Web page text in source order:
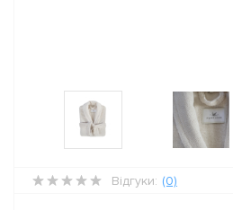
Відгуки: (0)